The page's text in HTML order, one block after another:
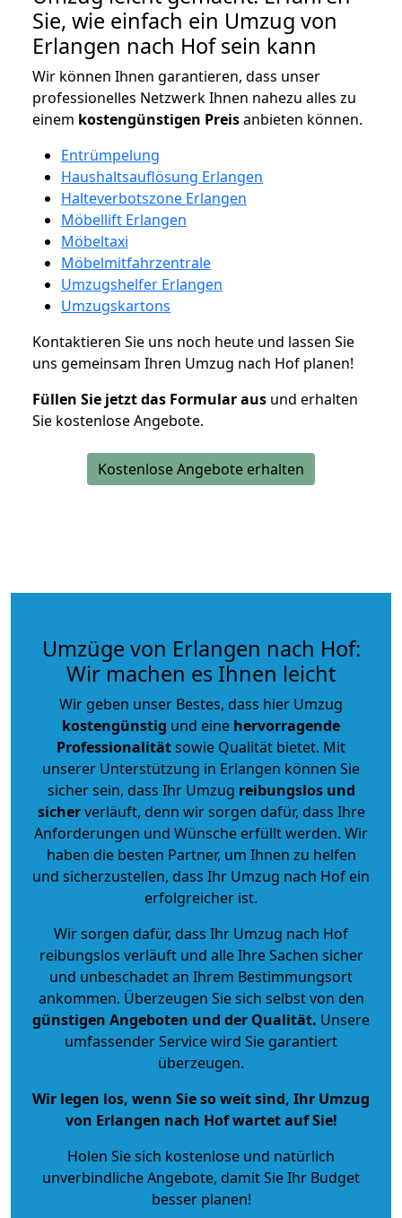
Sie, wie einfach ein Umzug von
Erlangen nach Hof sein kann
Wir können Ihnen garantieren, dass unser
professionelles Netzwerk Ihnen nahezu alles zu
einem kostengünstigen Preisanbieten können.
Entrümpelung
Haushaltsauflösung Erlangen
Halteverbotszone Erlangen
Möbellift Erlangen
Möbeltaxi
Möbelmitfahrzentrale
Umzugshelfer Erlangen
Umzugskartons
Kontaktieren Sie uns noch heute und lassen Sie
uns gemeinsam Ihren Umzug nach Hof planen!
Füllen Sie jetzt das Formular aus und erhalten
Sie kostenlose Angebote.
Kostenlose Angebote erhalten
Umzüge von Erlangen nach Hof:
Wir machen es Ihnen leicht
Wir geben unser Bestes, dass hier Umzug
kostengünstig und eine hervorragende
Professionalitätsowie Qualität bietet. Mit
unserer Unterstützung in Erlangen können Sie
sicher sein, dass Ihr Umzug reibungslos und
sicherverläuft, denn wir sorgen dafür, dass Ihre
Anforderungen und Wünsche erfüllt werden. Wir
haben die besten Partner, um Ihnen zu helfen
und sicherzustellen, dass Ihr Umzug nach Hof ein
erfolgreicher ist.
Wir sorgen dafür, dass Ihr Umzug nach Hof
reibungslos verläuft und alle Ihre Sachen sicher
und unbeschadet an Ihrem Bestimmungsort
ankommen. Überzeugen Sie sich selbst von den
günstigen Angeboten und der Qualität. Unsere
umfassender Service wird Sie garantiert
überzeugen.
Wir legen los, wenn Sie so weit sind, Ihr Umzug
von Erlangen nach Hof wartet auf Sie!
Holen Sie sich kostenlose und natürlich
unverbindliche Angebote, damit Sie Ihr Budget
besser planen!